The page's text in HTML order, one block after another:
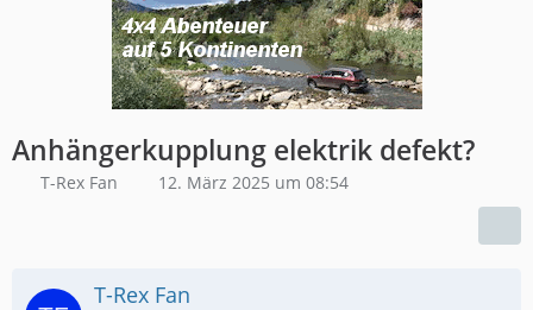
Anhängerkupplung elektrik defekt?
T-Rex Fan 12. März 2025 um 08:54
T-Rex Fan